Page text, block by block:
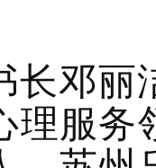
长邓丽
理服务